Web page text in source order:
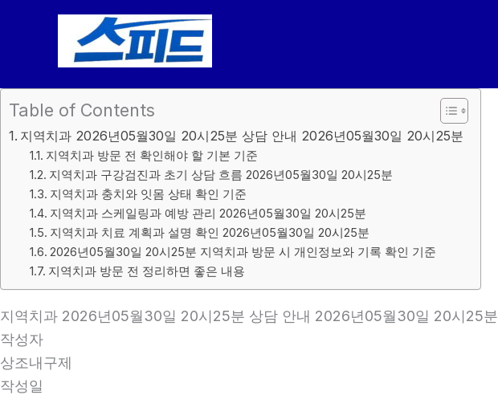
건
너
Table of Contents
지역치과 2026년05월30일 20시25분 상담 안내 2026년05월30일 20시25분
지역치과 방문 전 확인해야 할 기본 기준
지역치과 구강검진과 초기 상담 흐름 2026년05월30일 20시25분
지역치과 충치와 잇몸 상태 확인 기준
지역치과 스케일링과 예방 관리 2026년05월30일 20시25분
지역치과 치료 계획과 설명 확인 2026년05월30일 20시25분
2026년05월30일 20시25분 지역치과 방문 시 개인정보와 기록 확인 기준
지역치과 방문 전 정리하면 좋은 내용
지역치과 2026년05월30일 20시25분 상담 안내 2026년05월30일 20시25분
작성자
상조내구제
작성일